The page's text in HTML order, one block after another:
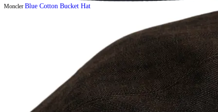
Moncler Blue Cotton Bucket Hat